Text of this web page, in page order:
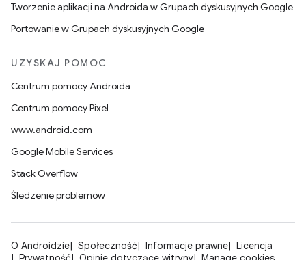
Tworzenie aplikacji na Androida w Grupach dyskusyjnych Google
Portowanie w Grupach dyskusyjnych Google
UZYSKAJ POMOC
Centrum pomocy Androida
Centrum pomocy Pixel
www.android.com
Google Mobile Services
Stack Overflow
Śledzenie problemów
O Androidzie Społeczność Informacje prawne
Licencja